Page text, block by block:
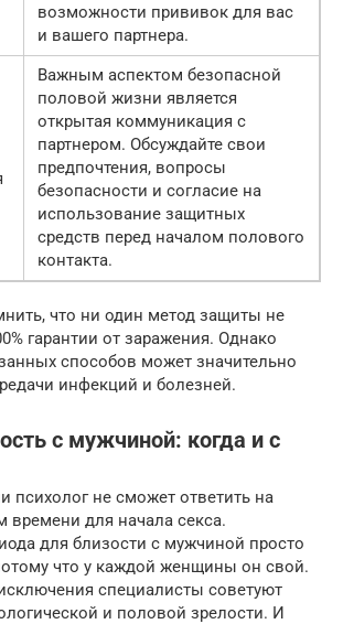
возможности прививок для вас
и вашего партнера.
Важным аспектом безопасной
половой жизни является
открытая коммуникация с
партнером. Обсуждайте свои
предпочтения, вопросы
безопасности и согласие на
использование защитных
средств перед началом полового
контакта.
что ни один метод защиты не
гарантии от заражения. Однако
способов может значительно
инфекций и болезней.
с мужчиной: когда и с
психолог не сможет ответить на
времени для начала секса.
для близости с мужчиной просто
что у каждой женщины он свой.
специалисты советуют
и половой зрелости. И